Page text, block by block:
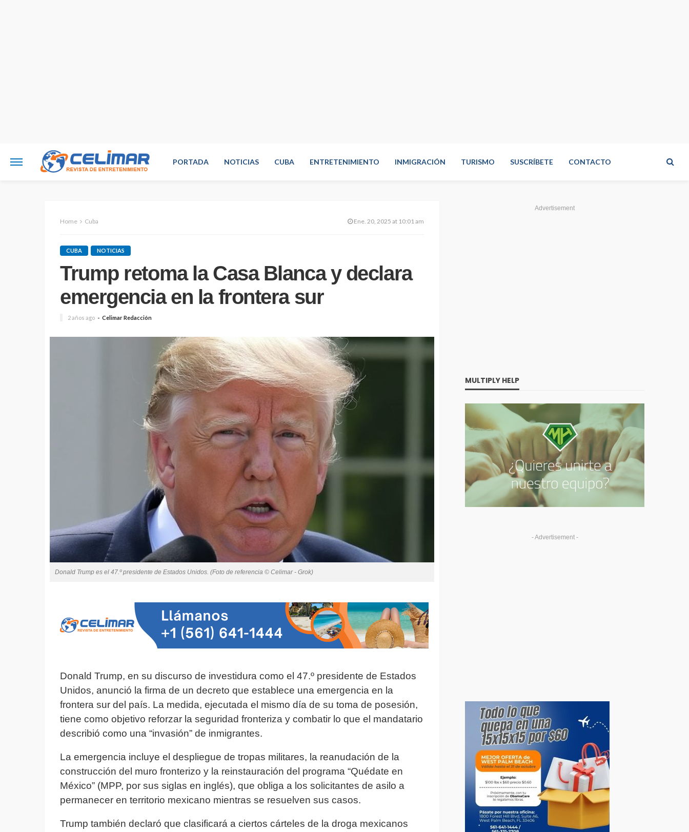
PORTADA NOTICIAS CUBA ENTRETENIMIENTO INMIGRACIÓN TURISMO SUSCRÍBETE CONTACTO
Home Cuba Ene. 20, 2025 at 10:01 am
CUBA NOTICIAS
Trump retoma la Casa Blanca y declara
emergencia en la frontera sur
2 años ago Celimar Redacción
Donald Trump es el 47.º presidente de Estados Unidos. (Foto de referencia © Celimar - Grok)
Donald Trump, en su discurso de investidura como el 47.º presidente de Estados
Unidos, anunció la firma de un decreto que establece una emergencia en la
frontera sur del país. La medida, ejecutada el mismo día de su toma de posesión,
tiene como objetivo reforzar la seguridad fronteriza y combatir lo que el mandatario
describió como una “invasión” de inmigrantes.
La emergencia incluye el despliegue de tropas militares, la reanudación de la
construcción del muro fronterizo y la reinstauración del programa “Quédate en
México” (MPP, por sus siglas en inglés), que obliga a los solicitantes de asilo a
permanecer en territorio mexicano mientras se resuelven sus casos.
Trump también declaró que clasificará a ciertos cárteles de la droga mexicanos
Advertisement
MULTIPLY HELP
- Advertisement -